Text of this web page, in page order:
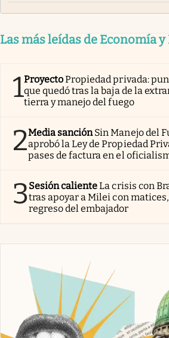
Las más leídas de Economía
1ProyectoPropiedad privada:
que quedó tras la baja de la
tierra y manejo del fuego
2Media sanciónSin Manejo del
aprobó la Ley de Propiedad
pases de factura en el
3Sesión calienteLa crisis con
tras apoyar a Milei con
regreso del embajador